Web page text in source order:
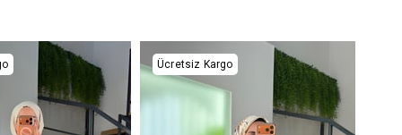
Ücretsiz Kargo